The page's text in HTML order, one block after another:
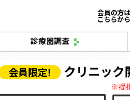
会員の方は
こちらから
診療圏調査
会員限定! クリニック
※提